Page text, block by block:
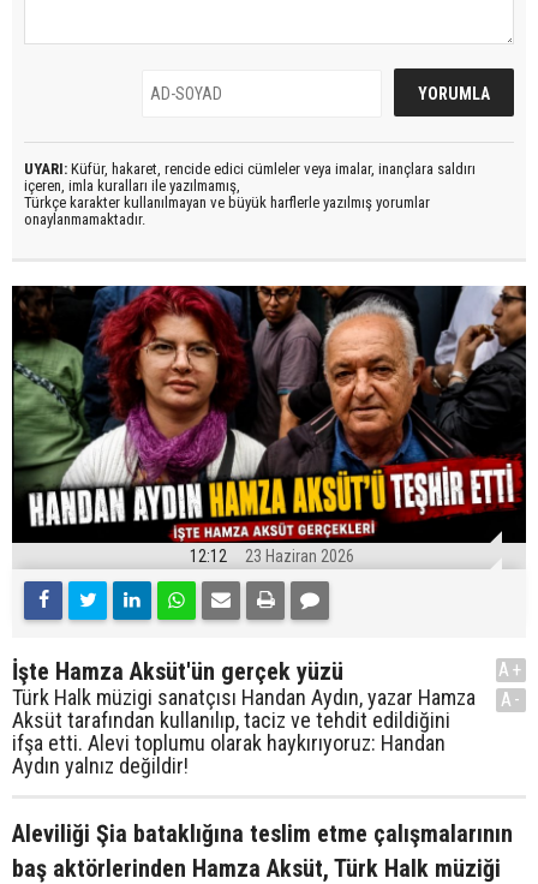
UYARI: Küfür, hakaret, rencide edici cümleler veya imalar, inançlara saldırı
içeren, imla kuralları ile yazılmamış,
Türkçe karakter kullanılmayan ve büyük harflerle yazılmış yorumlar
onaylanmamaktadır.
12:12 23 Haziran 2026
İşte Hamza Aksüt'ün gerçek yüzü
Türk Halk müzigi sanatçısı Handan Aydın, yazar Hamza
Aksüt tarafından kullanılıp, taciz ve tehdit edildiğini
ifşa etti. Alevi toplumu olarak haykırıyoruz: Handan
Aydın yalnız değildir!
A+
A-
Aleviliği Şia bataklığına teslim etme çalışmalarının
baş aktörlerinden Hamza Aksüt, Türk Halk müziği